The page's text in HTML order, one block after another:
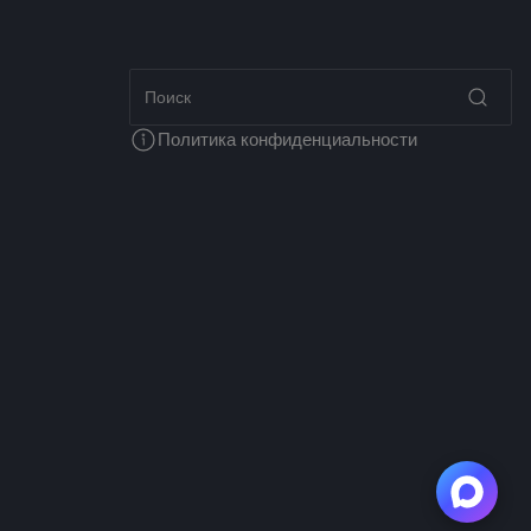
Политика конфиденциальности